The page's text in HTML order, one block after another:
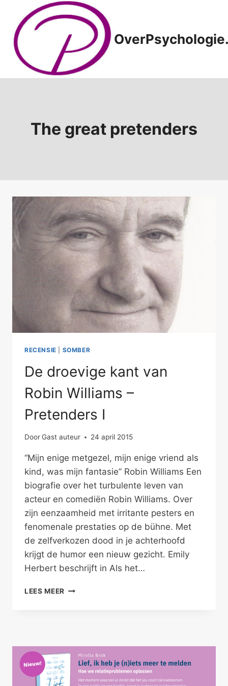
Doorgaan
inhoud
The great pretenders
RECENSIE SOMBER
De droevige kant van
Robin Williams –
Pretenders I
DoorGast auteur 24 april 2015
“Mijn enige metgezel, mijn enige vriend als
kind, was mijn fantasie” Robin Williams Een
biografie over het turbulente leven van
acteur en comediën Robin Williams. Over
zijn eenzaamheid met irritante pesters en
fenomenale prestaties op de bühne. Met
de zelfverkozen dood in je achterhoofd
krijgt de humor een nieuw gezicht. Emily
Herbert beschrijft in Als het…
LEES MEER DE
–
PRETENDERS
I